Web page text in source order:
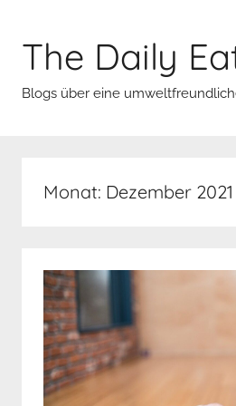
springen
The Daily
Blogs über eine
Monat: Dezember 2021